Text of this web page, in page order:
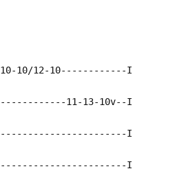
10-10/12-10------------I
11-13-10v--I
I
I